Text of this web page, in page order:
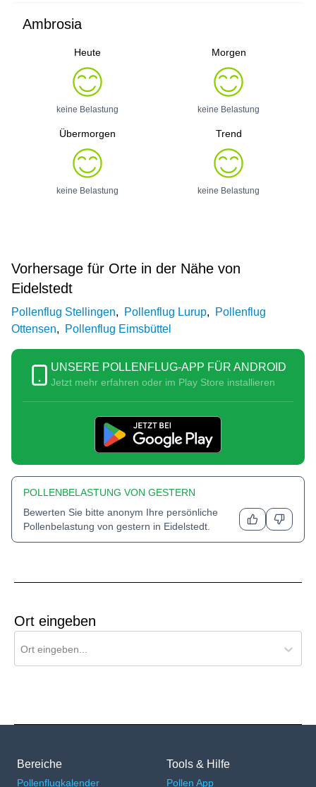
Ambrosia
Heute
keine Belastung
Morgen
keine Belastung
Übermorgen
keine Belastung
Trend
keine Belastung
Vorhersage für Orte in der Nähe von
Eidelstedt
Pollenflug Stellingen, Pollenflug Lurup,
Pollenflug
Ottensen, Pollenflug Eimsbüttel
UNSERE POLLENFLUG-APP FÜR ANDROID
Jetzt mehr erfahren oder im Play Store installieren
POLLENBELASTUNG VON GESTERN
Bewerten Sie bitte anonym Ihre persönliche
Pollenbelastung von gestern in Eidelstedt.
Ort eingeben
Ort eingeben...
Bereiche
Pollenflugkalender
Tools & Hilfe
Pollen App